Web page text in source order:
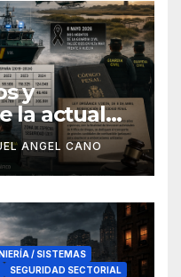
y
la actual
ANGEL CANO
/ SISTEMAS
SEGURIDAD SECTORIAL